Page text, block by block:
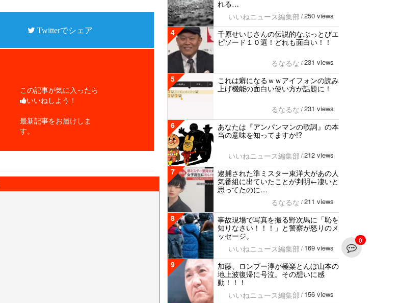
Twitterでシェア
この記事が気に入ったら
いいねしよう！
最新記事をお届けしま
す。
0
れる…
いいねニュース編集部 / 250 views
4
千原せいじさんの伝説的なぶっとびエ
ピソード１０選！どれも面白い！！
るなるな / 231 views
5
これは癖になるｗｗアイフォンの読み
上げ機能の面白い使い方が話題に！
るなるな / 231 views
6
あなたは『アンパンマンの歌詞』の本
当の意味を知ってますか!?
いいねニュース編集部 / 212 views
7
逮捕された準ミスター東洋大があの人
気番組に出ていたことが判明←凄いと
思ってたのに…
るなるな / 211 views
8
事故現場で写真を撮る野次馬に「恥を
知りなさい！！！」と警察が怒りのメ
ッセージ。
いいねニュース編集部 / 169 views
9
加藤、ロンブー淳が極楽とんぼ山本の
地上波復帰に号泣。その想いに感
動！！！
いいねニュース編集部 / 156 views